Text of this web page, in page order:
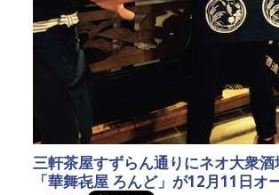
三軒茶屋すずらん通りにネオ大衆酒
「華舞㐂屋 ろんど」が12月11日オ